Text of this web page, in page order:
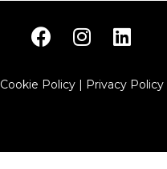
Cookie Policy| Privacy Policy